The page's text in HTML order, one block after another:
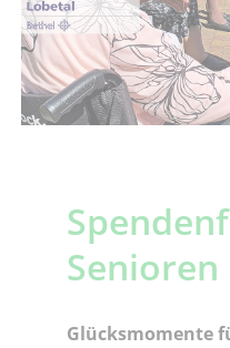
Senioren
Glücksmomente